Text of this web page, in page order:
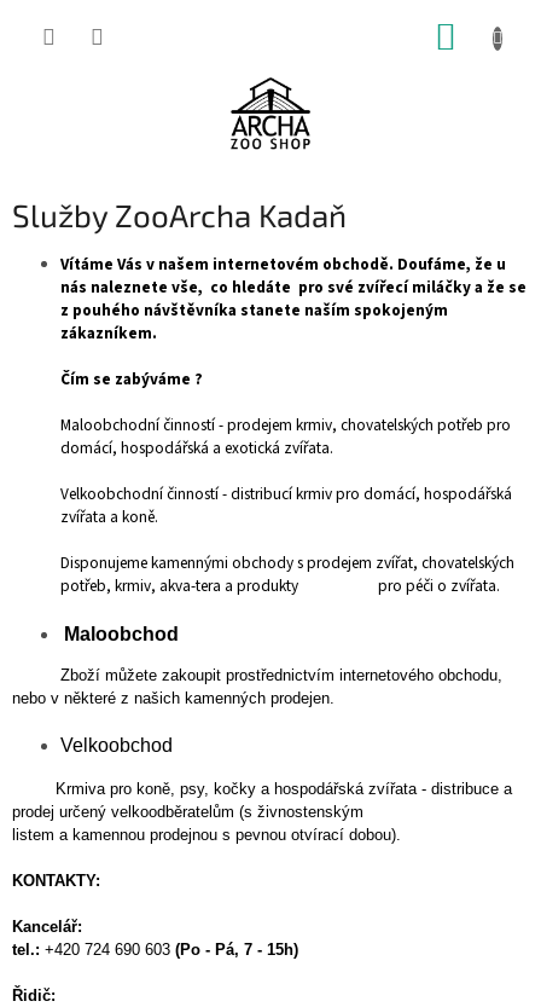
Služby ZooArcha Kadaň
Vítáme Vás v našem internetovém obchodě. Doufáme, že u
nás naleznete vše, co hledáte pro své zvířecí miláčkya že se
z pouhého návštěvníka stanete naším spokojeným
zákazníkem.
Čím se zabýváme ?
Maloobchodní činností - prodejem krmiv, chovatelských potřeb pro
domácí, hospodářská a exotická zvířata.
Velkoobchodní činností - distribucí krmiv pro domácí, hospodářská
zvířata a koně.
Disponujeme kamennými obchody s prodejem zvířat, chovatelských
potřeb, krmiv, akva-tera a produkty pro péči o zvířata.
Maloobchod
Zboží můžete zakoupit prostřednictvím internetového obchodu,
nebo v některé z našich kamenných prodejen.
Velkoobchod
Krmiva pro koně, psy, kočky a hospodářská zvířata - distribuce a
prodej určený velkoodběratelům (s živnostenským
listem a kamennou prodejnou s pevnou otvírací dobou).
KONTAKTY:
Kancelář:
tel.: +420 724 690 603 (Po - Pá, 7 - 15h)
Řidič: